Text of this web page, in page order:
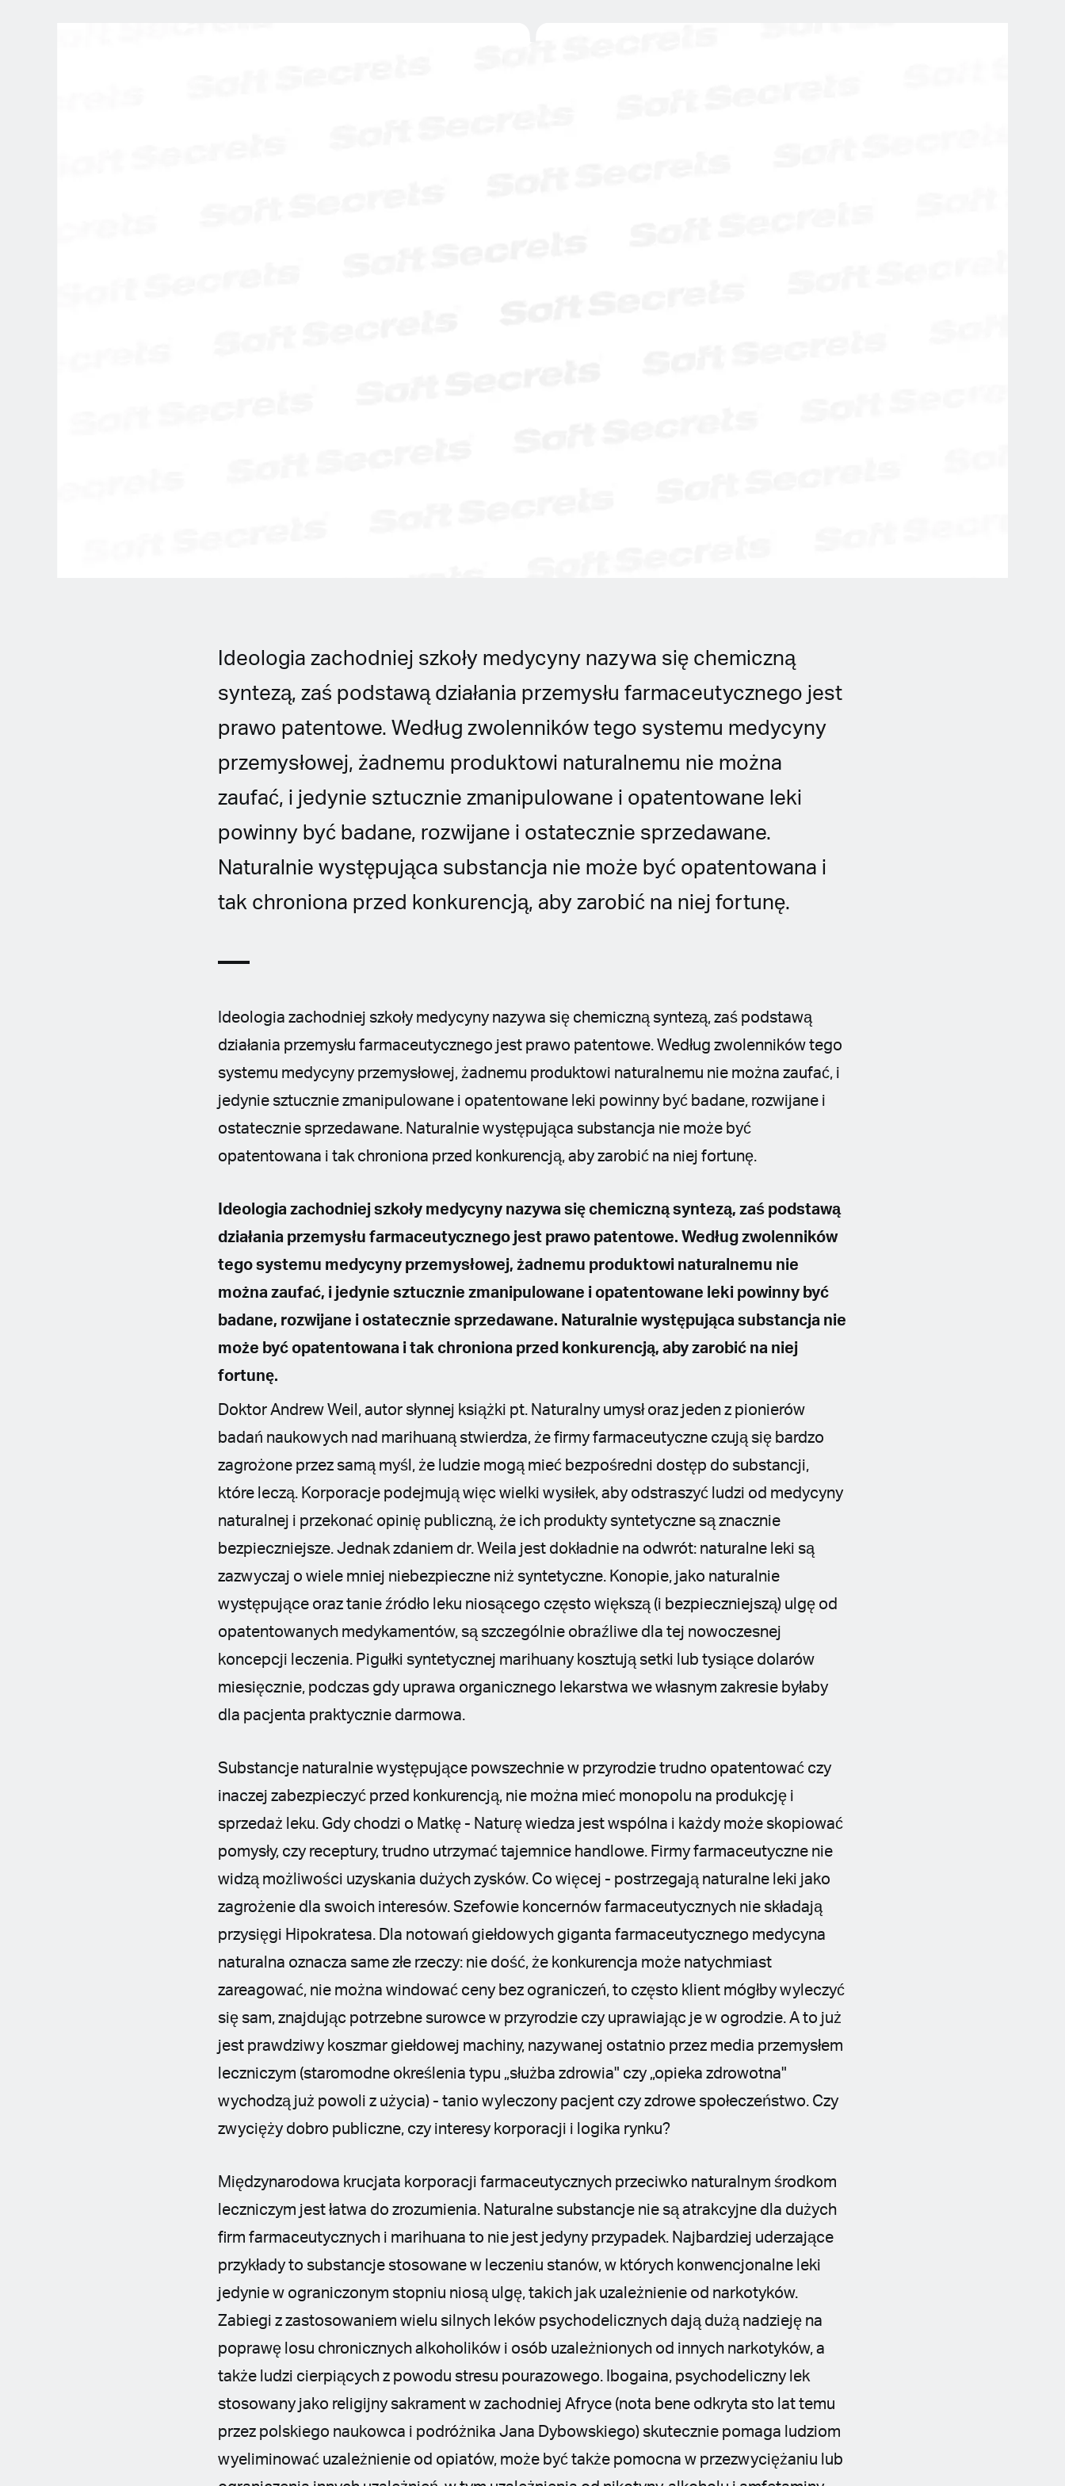
Ideologia zachodniej szkoły medycyny nazywa się chemiczną
syntezą, zaś podstawą działania przemysłu farmaceutycznego jest
prawo patentowe. Według zwolenników tego systemu medycyny
przemysłowej, żadnemu produktowi naturalnemu nie można
zaufać, i jedynie sztucznie zmanipulowane i opatentowane leki
powinny być badane, rozwijane i ostatecznie sprzedawane.
Naturalnie występująca substancja nie może być opatentowana i
tak chroniona przed konkurencją, aby zarobić na niej fortunę.
Ideologia zachodniej szkoły medycyny nazywa się chemiczną syntezą, zaś podstawą
działania przemysłu farmaceutycznego jest prawo patentowe. Według zwolenników tego
systemu medycyny przemysłowej, żadnemu produktowi naturalnemu nie można zaufać, i
jedynie sztucznie zmanipulowane i opatentowane leki powinny być badane, rozwijane i
ostatecznie sprzedawane. Naturalnie występująca substancja nie może być
opatentowana i tak chroniona przed konkurencją, aby zarobić na niej fortunę.
Ideologia zachodniej szkoły medycyny nazywa się chemiczną syntezą, zaś podstawą
działania przemysłu farmaceutycznego jest prawo patentowe. Według zwolenników
tego systemu medycyny przemysłowej, żadnemu produktowi naturalnemu nie
można zaufać, i jedynie sztucznie zmanipulowane i opatentowane leki powinny być
badane, rozwijane i ostatecznie sprzedawane. Naturalnie występująca substancja nie
może być opatentowana i tak chroniona przed konkurencją, aby zarobić na niej
fortunę.
Doktor Andrew Weil, autor słynnej książki pt. Naturalny umysł oraz jeden z pionierów
badań naukowych nad marihuaną stwierdza, że firmy farmaceutyczne czują się bardzo
zagrożone przez samą myśl, że ludzie mogą mieć bezpośredni dostęp do substancji,
które leczą. Korporacje podejmują więc wielki wysiłek, aby odstraszyć ludzi od medycyny
naturalnej i przekonać opinię publiczną, że ich produkty syntetyczne są znacznie
bezpieczniejsze. Jednak zdaniem dr. Weila jest dokładnie na odwrót: naturalne leki są
zazwyczaj o wiele mniej niebezpieczne niż syntetyczne. Konopie, jako naturalnie
występujące oraz tanie źródło leku niosącego często większą (i bezpieczniejszą) ulgę od
opatentowanych medykamentów, są szczególnie obraźliwe dla tej nowoczesnej
koncepcji leczenia. Pigułki syntetycznej marihuany kosztują setki lub tysiące dolarów
miesięcznie, podczas gdy uprawa organicznego lekarstwa we własnym zakresie byłaby
dla pacjenta praktycznie darmowa.
Substancje naturalnie występujące powszechnie w przyrodzie trudno opatentować czy
inaczej zabezpieczyć przed konkurencją, nie można mieć monopolu na produkcję i
sprzedaż leku. Gdy chodzi o Matkę - Naturę wiedza jest wspólna i każdy może skopiować
pomysły, czy receptury, trudno utrzymać tajemnice handlowe. Firmy farmaceutyczne nie
widzą możliwości uzyskania dużych zysków. Co więcej - postrzegają naturalne leki jako
zagrożenie dla swoich interesów. Szefowie koncernów farmaceutycznych nie składają
przysięgi Hipokratesa. Dla notowań giełdowych giganta farmaceutycznego medycyna
naturalna oznacza same złe rzeczy: nie dość, że konkurencja może natychmiast
zareagować, nie można windować ceny bez ograniczeń, to często klient mógłby wyleczyć
się sam, znajdując potrzebne surowce w przyrodzie czy uprawiając je w ogrodzie. A to już
jest prawdziwy koszmar giełdowej machiny, nazywanej ostatnio przez media przemysłem
leczniczym (staromodne określenia typu „służba zdrowia" czy „opieka zdrowotna"
wychodzą już powoli z użycia) - tanio wyleczony pacjent czy zdrowe społeczeństwo. Czy
zwycięży dobro publiczne, czy interesy korporacji i logika rynku?
Międzynarodowa krucjata korporacji farmaceutycznych przeciwko naturalnym środkom
leczniczym jest łatwa do zrozumienia. Naturalne substancje nie są atrakcyjne dla dużych
firm farmaceutycznych i marihuana to nie jest jedyny przypadek. Najbardziej uderzające
przykłady to substancje stosowane w leczeniu stanów, w których konwencjonalne leki
jedynie w ograniczonym stopniu niosą ulgę, takich jak uzależnienie od narkotyków.
Zabiegi z zastosowaniem wielu silnych leków psychodelicznych dają dużą nadzieję na
poprawę losu chronicznych alkoholików i osób uzależnionych od innych narkotyków, a
także ludzi cierpiących z powodu stresu pourazowego. Ibogaina, psychodeliczny lek
stosowany jako religijny sakrament w zachodniej Afryce (nota bene odkryta sto lat temu
przez polskiego naukowca i podróżnika Jana Dybowskiego) skutecznie pomaga ludziom
wyeliminować uzależnienie od opiatów, może być także pomocna w przezwyciężaniu lub